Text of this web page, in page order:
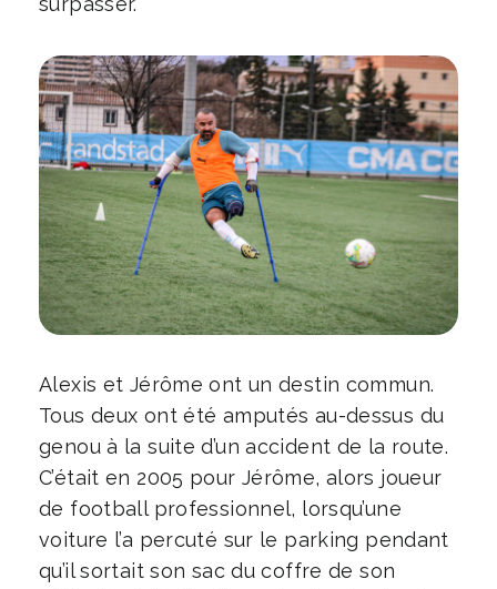
Alexis et Jérôme ont un destin commun.
Tous deux ont été amputés au-dessus du
genou à la suite d’un accident de la route.
C’était en 2005 pour Jérôme, alors joueur
de football professionnel, lorsqu’une
voiture l’a percuté sur le parking pendant
qu’il sortait son sac du coffre de son